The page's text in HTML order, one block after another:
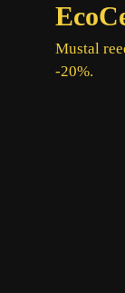
Mustal
-20%.